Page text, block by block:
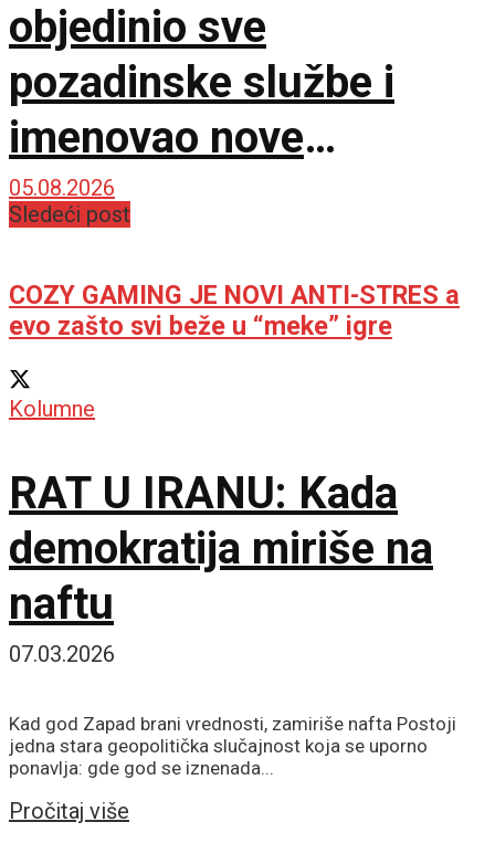
objedinio sve
pozadinske službe i
imenovao nove
komandante na frontu!
05.08.2026
Sledeći post
COZY GAMING JE NOVI ANTI-STRES a
evo zašto svi beže u “meke” igre
Kolumne
RAT U IRANU: Kada
demokratija miriše na
naftu
07.03.2026
Kad god Zapad brani vrednosti, zamiriše nafta Postoji
jedna stara geopolitička slučajnost koja se uporno
ponavlja: gde god se iznenada...
Pročitaj više